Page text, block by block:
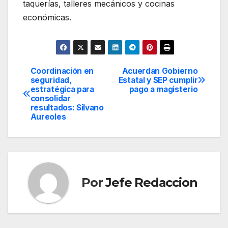
taquerías, talleres mecánicos y cocinas
económicas.
Navegación
de
entradas
Acuerdan Gobierno
Estatal y SEP cumplir
pago a magisterio
Coordinación en
seguridad,
estratégica para
consolidar
resultados: Silvano
Aureoles
PorJefe Redaccion